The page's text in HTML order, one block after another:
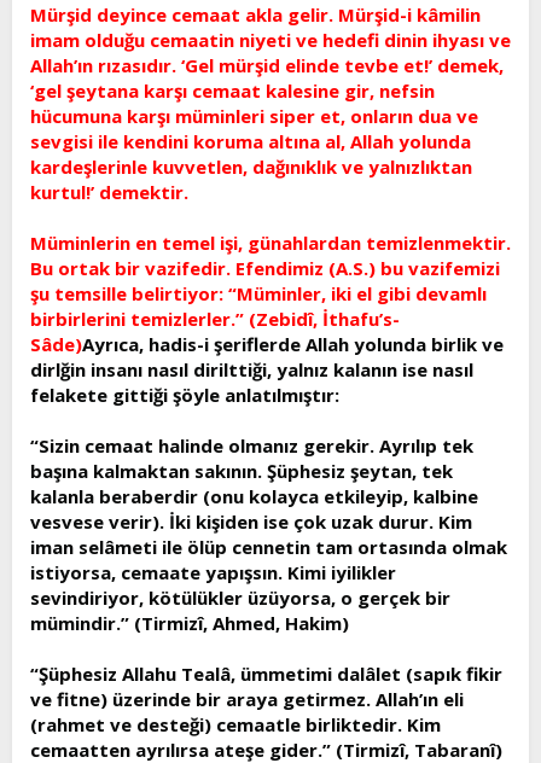
Mürşid deyince cemaat akla gelir. Mürşid-i kâmilin
imam olduğu cemaatin niyeti ve hedefi dinin ihyası ve
Allah’ın rızasıdır. ‘Gel mürşid elinde tevbe et!’ demek,
‘gel şeytana karşı cemaat kalesine gir, nefsin
hücumuna karşı müminleri siper et, onların dua ve
sevgisi ile kendini koruma altına al, Allah yolunda
kardeşlerinle kuvvetlen, dağınıklık ve yalnızlıktan
kurtul!’ demektir.
Müminlerin en temel işi, günahlardan temizlenmektir.
Bu ortak bir vazifedir. Efendimiz (A.S.) bu vazifemizi
şu temsille belirtiyor: “Müminler, iki el gibi devamlı
birbirlerini temizlerler.” (Zebidî, İthafu’s-
Sâde)Ayrıca, hadis-i şeriflerde Allah yolunda birlik ve
dirlğin insanı nasıl dirilttiği, yalnız kalanın ise nasıl
felakete gittiği şöyle anlatılmıştır:
“Sizin cemaat halinde olmanız gerekir. Ayrılıp tek
başına kalmaktan sakının. Şüphesiz şeytan, tek
kalanla beraberdir (onu kolayca etkileyip, kalbine
vesvese verir). İki kişiden ise çok uzak durur. Kim
iman selâmeti ile ölüp cennetin tam ortasında olmak
istiyorsa, cemaate yapışsın. Kimi iyilikler
sevindiriyor, kötülükler üzüyorsa, o gerçek bir
mümindir.” (Tirmizî, Ahmed, Hakim)
“Şüphesiz Allahu Tealâ, ümmetimi dalâlet (sapık fikir
ve fitne) üzerinde bir araya getirmez. Allah’ın eli
(rahmet ve desteği) cemaatle birliktedir. Kim
cemaatten ayrılırsa ateşe gider.” (Tirmizî, Tabaranî)